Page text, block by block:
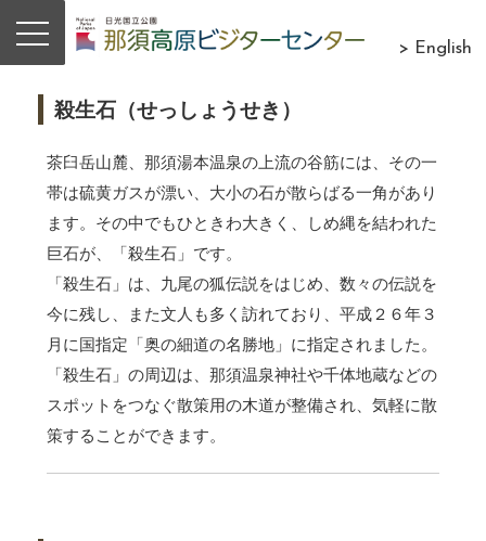
> English
殺生石（せっしょうせき）
茶臼岳山麓、那須湯本温泉の上流の谷筋には、その一
帯は硫黄ガスが漂い、大小の石が散らばる一角があり
ます。その中でもひときわ大きく、しめ縄を結われた
巨石が、「殺生石」です。
「殺生石」は、九尾の狐伝説をはじめ、数々の伝説を
今に残し、また文人も多く訪れており、平成２６年３
月に国指定「奥の細道の名勝地」に指定されました。
「殺生石」の周辺は、那須温泉神社や千体地蔵などの
スポットをつなぐ散策用の木道が整備され、気軽に散
策することができます。